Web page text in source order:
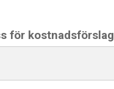
för kostnadsförslag